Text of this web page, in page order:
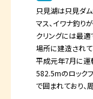
只見湖は只見ダム
マス、イワナ釣り
クリングには最
場所に建造され
平成元年7月に運
582.5mのロック
で囲まれており、